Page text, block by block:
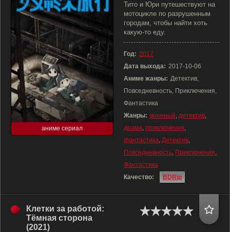
аниме сериал
Тито и Юри путешествуют на
мотоцикле по разрушенным
городам, чтобы найти хоть
какую-то еду.
Год: 2017
Дата выхода: 2017-10-06
Аниме жанры: Детектив,
Повседневность, Приключения,
Фантастика
Жанры: военный, детектив,
драма, приключения,
фантастика, Детектив,
Повседневность, Приключения,
Фантастика
Качество:
BDRip
Клетки за работой:
Тёмная сторона
(2021)